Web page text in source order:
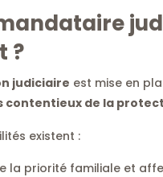
?
judiciaire est mise en
contentieux de la
existent :
la priorité familiale et